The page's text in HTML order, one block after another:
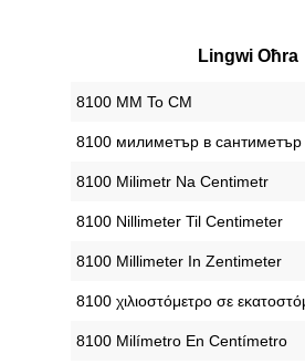
Lingwi Oħra
‎8100 MM To CM
‎8100 милиметър в сантиметър
‎8100 Milimetr Na Centimetr
‎8100 Nillimeter Til Centimeter
‎8100 Millimeter In Zentimeter
‎8100 χιλιοστόμετρο σε
‎8100 Milímetro En Centímetro